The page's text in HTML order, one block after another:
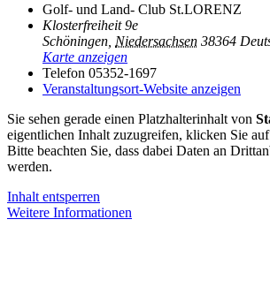
Golf- und Land- Club St.LORENZ
Klosterfreiheit 9e
Schöningen Niedersachsen 38364
Karte anzeigen
Telefon 05352-1697
Veranstaltungsort-Website anzeigen
Sie sehen gerade einen Platzhalterinhalt von
eigentlichen Inhalt zuzugreifen, klicken Sie
Bitte beachten Sie, dass dabei Daten an
werden.
Inhalt entsperren
Weitere Informationen